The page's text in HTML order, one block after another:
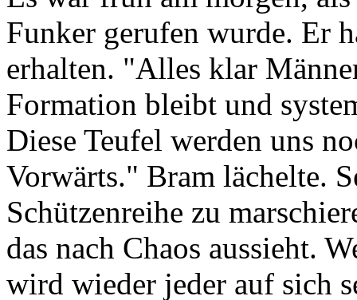
Funker gerufen wurde. Er
erhalten. "Alles klar
Formation bleibt und
Diese Teufel werden uns
Vorwärts." Bram lächelte.
Schützenreihe zu
das nach Chaos aussieht.
wird wieder jeder auf sich